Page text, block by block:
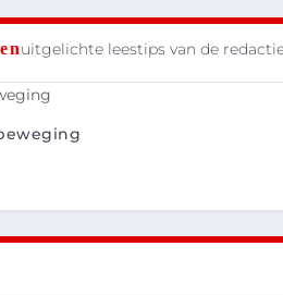
uitgelichte leestips van de